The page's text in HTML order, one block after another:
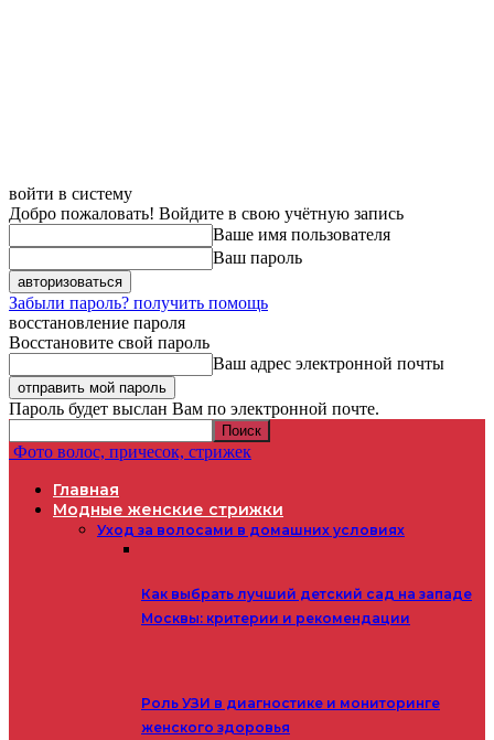
войти в систему
Добро пожаловать! Войдите в свою учётную запись
Ваше имя пользователя
Ваш пароль
Забыли пароль? получить помощь
восстановление пароля
Восстановите свой пароль
Ваш адрес электронной почты
Пароль будет выслан Вам по электронной почте.
Фото волос, причесок, стрижек
Главная
Модные женские стрижки
Уход за волосами в домашних условиях
Как выбрать лучший детский сад на западе
Москвы: критерии и рекомендации
Роль УЗИ в диагностике и мониторинге
женского здоровья